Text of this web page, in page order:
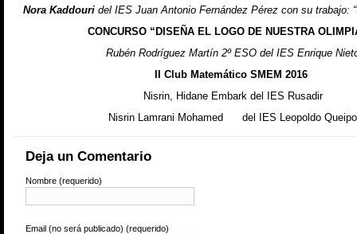
Nora Kaddouridel IES Juan Antonio Fernández Pérez con su trabajo:
CONCURSO “DISEÑA EL LOGO DE NUESTRA
Rubén Rodríguez Martín 2º ESO del IES Enrique
II Club Matemático SMEM 2016
Nisrin, Hidane Embark del IES Rusadir
Nisrin Lamrani Mohamed del IES Leopoldo Queipo
Deja un Comentario
Nombre (requerido)
Email (no será publicado) (requerido)